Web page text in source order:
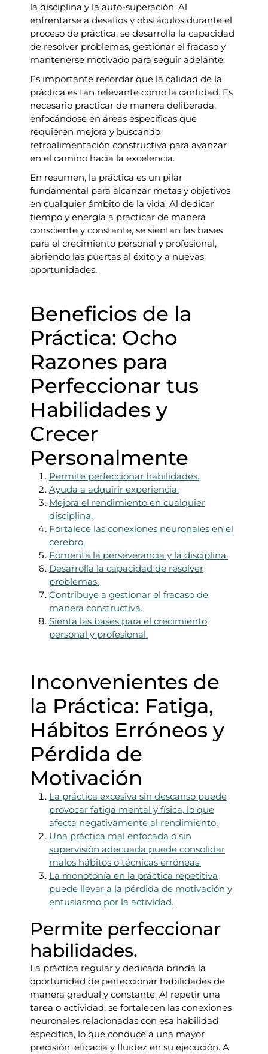
la disciplina y la auto-superación. Al
enfrentarse a desafíos y obstáculos durante el
proceso de práctica, se desarrolla la capacidad
de resolver problemas, gestionar el fracaso y
mantenerse motivado para seguir adelante.
Es importante recordar que la calidad de la
práctica es tan relevante como la cantidad. Es
necesario practicar de manera deliberada,
enfocándose en áreas específicas que
requieren mejora y buscando
retroalimentación constructiva para avanzar
en el camino hacia la excelencia.
En resumen, la práctica es un pilar
fundamental para alcanzar metas y objetivos
en cualquier ámbito de la vida. Al dedicar
tiempo y energía a practicar de manera
consciente y constante, se sientan las bases
para el crecimiento personal y profesional,
abriendo las puertas al éxito y a nuevas
oportunidades.
Beneficios de la
Práctica: Ocho
Razones para
Perfeccionar tus
Habilidades y
Crecer
Personalmente
Permite perfeccionar habilidades.
Ayuda a adquirir experiencia.
Mejora el rendimiento en cualquier
disciplina.
Fortalece las conexiones neuronales en el
cerebro.
Fomenta la perseverancia y la disciplina.
Desarrolla la capacidad de resolver
problemas.
Contribuye a gestionar el fracaso de
manera constructiva.
Sienta las bases para el crecimiento
personal y profesional.
Inconvenientes de
la Práctica: Fatiga,
Hábitos Erróneos y
Pérdida de
Motivación
La práctica excesiva sin descanso puede
provocar fatiga mental y física, lo que
afecta negativamente al rendimiento.
Una práctica mal enfocada o sin
supervisión adecuada puede consolidar
malos hábitos o técnicas erróneas.
La monotonía en la práctica repetitiva
puede llevar a la pérdida de motivación y
entusiasmo por la actividad.
Permite perfeccionar
habilidades.
La práctica regular y dedicada brinda la
oportunidad de perfeccionar habilidades de
manera gradual y constante. Al repetir una
tarea o actividad, se fortalecen las conexiones
neuronales relacionadas con esa habilidad
específica, lo que conduce a una mayor
precisión, eficacia y fluidez en su ejecución. A